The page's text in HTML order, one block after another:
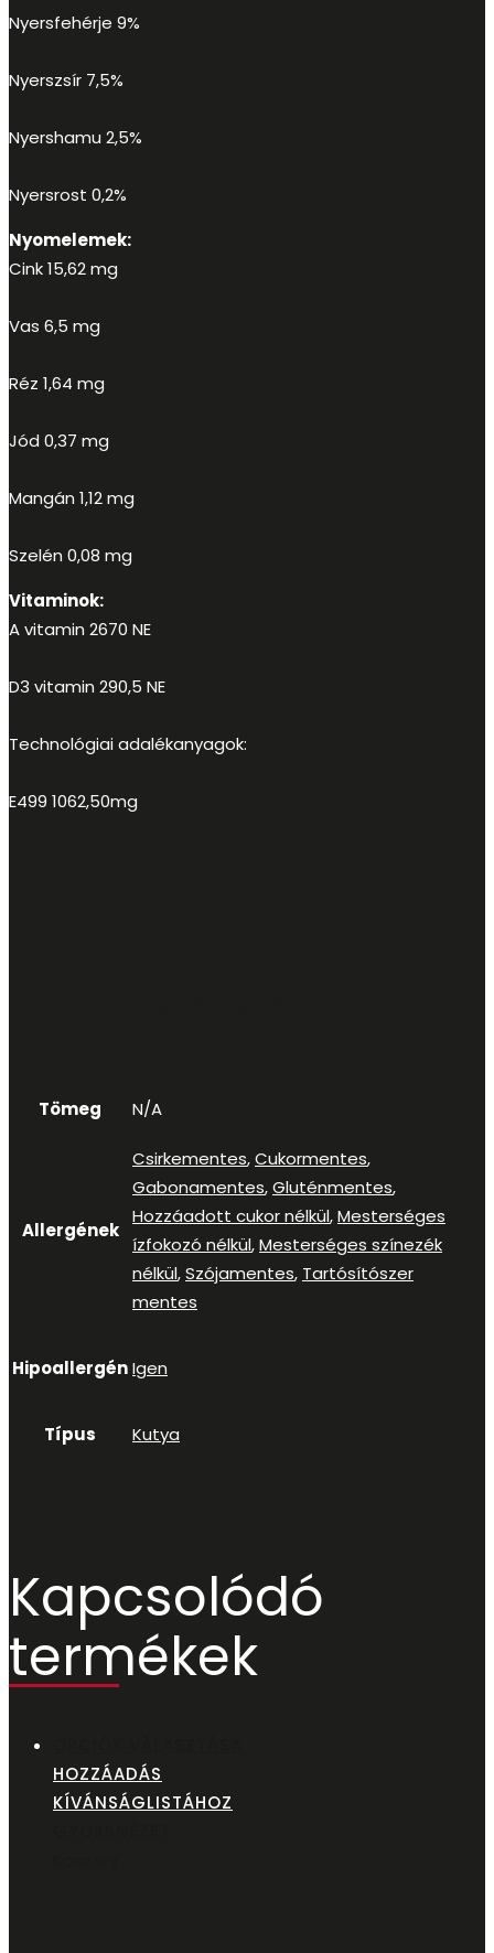
Nyersfehérje 9%
Nyerszsír 7,5%
Nyershamu 2,5%
Nyersrost 0,2%
Nyomelemek:
Cink 15,62 mg
Vas 6,5 mg
Réz 1,64 mg
Jód 0,37 mg
Mangán 1,12 mg
Szelén 0,08 mg
Vitaminok:
A vitamin 2670 NE
D3 vitamin 290,5 NE
Technológiai adalékanyagok:
E499 1062,50mg
Tömeg N/A
Allergének
Csirkementes,Cukormentes,
Gabonamentes,Gluténmentes,
Hozzáadott cukor nélkül,Mesterséges
ízfokozó nélkül,Mesterséges színezék
nélkül,Szójamentes, Tartósítószer
mentes
HipoallergénIgen
Típus Kutya
Kapcsolódó
termékek
HOZZÁADÁS
KÍVÁNSÁGLISTÁHOZ